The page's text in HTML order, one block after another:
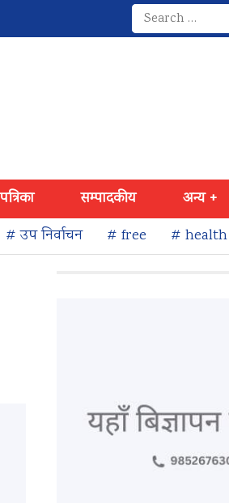
Search
for:
सम्पादकीय
अन्य +
# उप निर्वाचन
# free # health